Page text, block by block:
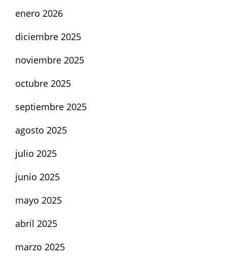
enero 2026
diciembre 2025
noviembre 2025
octubre 2025
septiembre 2025
agosto 2025
julio 2025
junio 2025
mayo 2025
abril 2025
marzo 2025